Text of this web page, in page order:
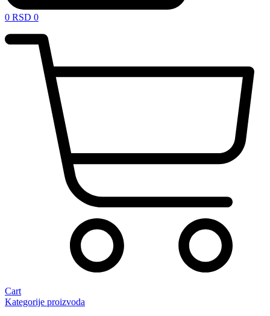
0 RSD 0
Cart
Kategorije proizvoda